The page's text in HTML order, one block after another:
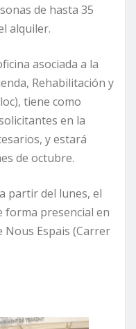
de hasta 35
alquiler.
asociada a la
Rehabilitación y
tiene como
en la
y estará
de octubre.
partir del lunes, el
forma presencial en
Nous Espais (Carrer